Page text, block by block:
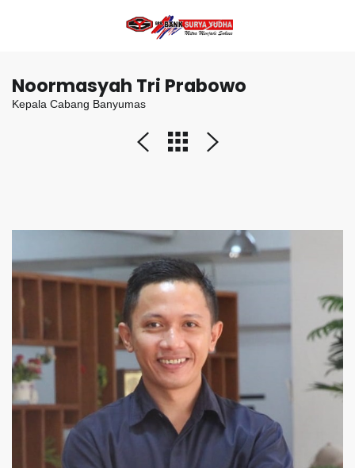
Noormasyah Tri Prabowo
Kepala Cabang Banyumas